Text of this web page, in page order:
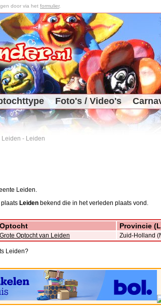
door via het formulier.
Foto's / Video's
Leiden - Leiden
Leiden.
plaats Leiden bekend die in het verleden plaats vond.
Optocht Provincie
Grote Optocht van Leiden Zuid-Holland
Leiden?